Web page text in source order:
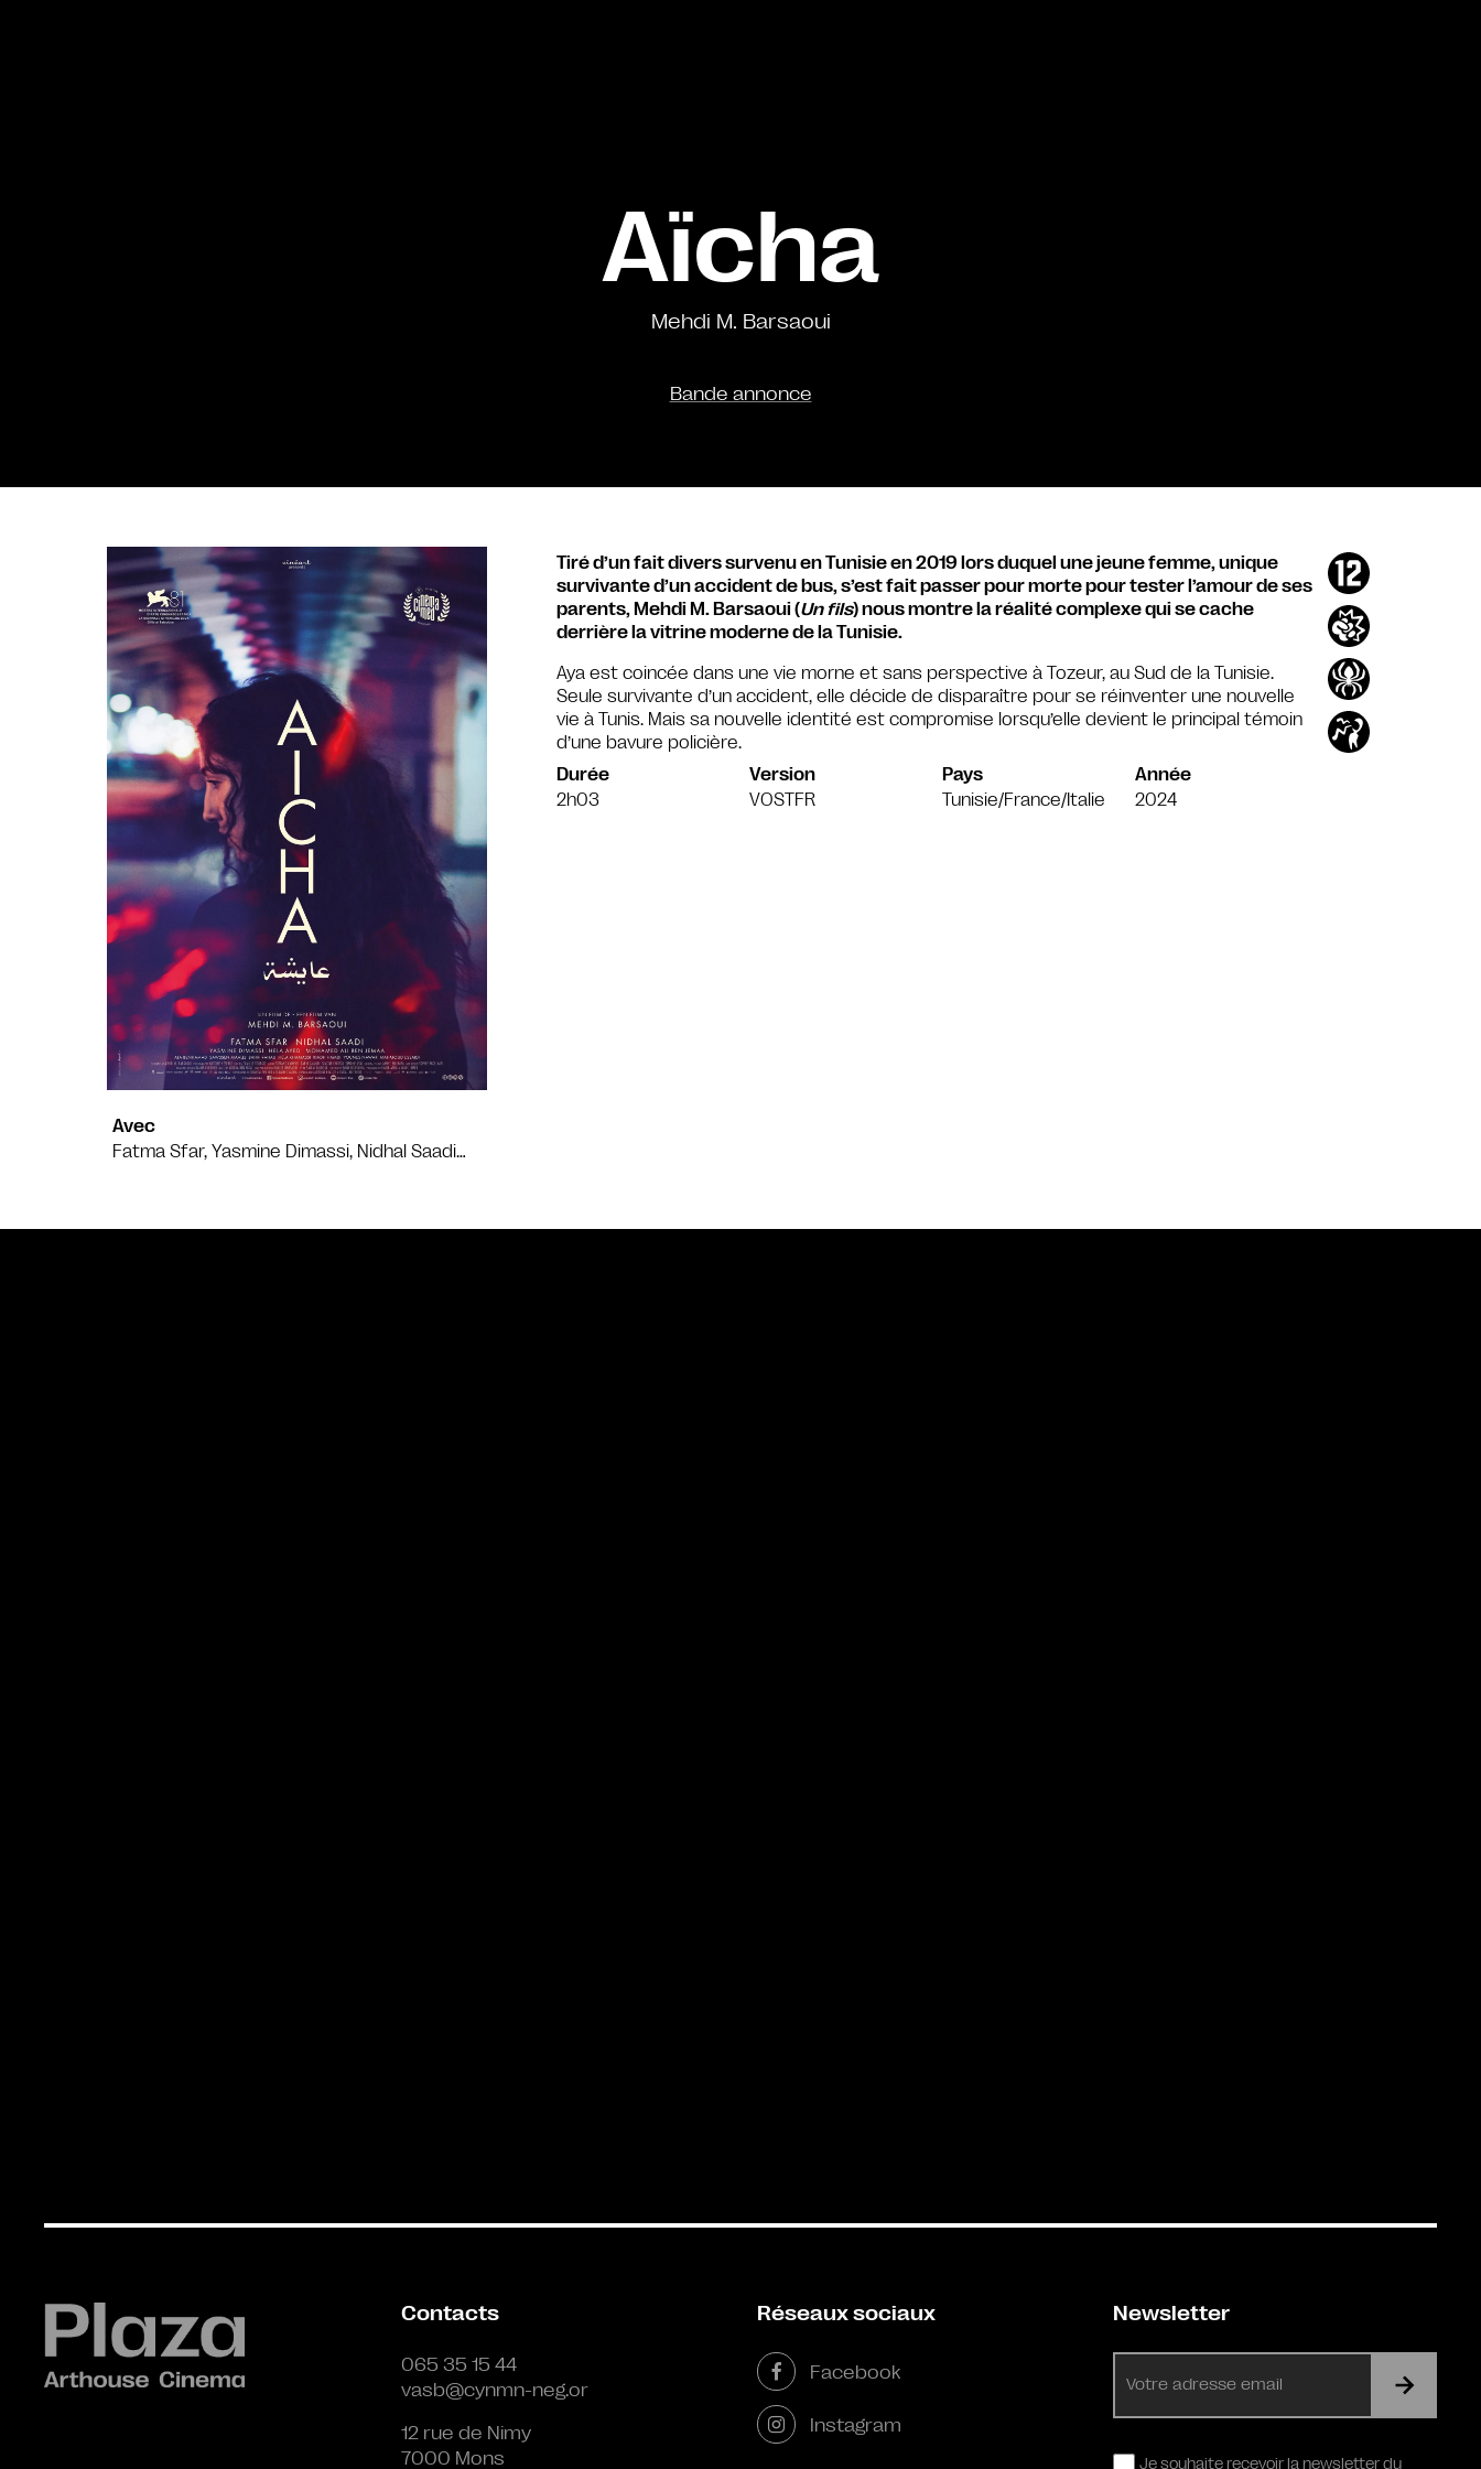
Aïcha
Mehdi M. Barsaoui
Bande annonce
Avec
Fatma Sfar, Yasmine Dimassi, Nidhal Saadi…
Tiré d’un fait divers survenu en Tunisie en 2019 lors duquel une jeune femme, unique
survivante d’un accident de bus, s’est fait passer pour morte pour tester l’amour de ses
parents, Mehdi M. Barsaoui (Un fils) nous montre la réalité complexe qui se cache
derrière la vitrine moderne de la Tunisie.
Aya est coincée dans une vie morne et sans perspective à Tozeur, au Sud de la Tunisie.
Seule survivante d’un accident, elle décide de disparaître pour se réinventer une nouvelle
vie à Tunis. Mais sa nouvelle identité est compromise lorsqu’elle devient le principal témoin
d’une bavure policière.
Durée
2h03
Version
VOSTFR
Pays
Tunisie/France/Italie
Année
2024
Contacts
065 35 15 44
vasb@cynmn-neg.or
12 rue de Nimy
7000 Mons
Réseaux sociaux
Facebook
Instagram
Newsletter
mail
RGPDJe souhaite recevoir la newsletter du